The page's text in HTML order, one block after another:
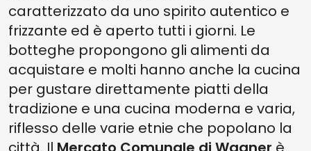
caratterizzato da uno spirito autentico e
frizzante ed è aperto tutti i giorni. Le
botteghe propongono gli alimenti da
acquistare e molti hanno anche la cucina
per gustare direttamente piatti della
tradizione e una cucina moderna e varia,
riflesso delle varie etnie che popolano la